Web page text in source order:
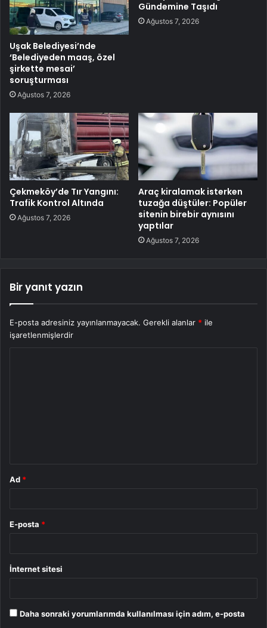
Uşak Belediyesi’nde
‘Belediyeden maaş, özel
şirkette mesai’
soruşturması
Ağustos 7, 2026
Gündemine Taşıdı
Ağustos 7, 2026
Çekmeköy’de Tır Yangını:
Trafik Kontrol Altında
Ağustos 7, 2026
Araç kiralamak isterken
tuzağa düştüler: Popüler
sitenin birebir aynısını
yaptılar
Ağustos 7, 2026
Bir yanıt yazın
E-posta adresiniz yayınlanmayacak. Gerekli alanlar * ile
işaretlenmişlerdir
Ad *
E-posta *
İnternet sitesi
Daha sonraki yorumlarımda kullanılması için adım, e-posta